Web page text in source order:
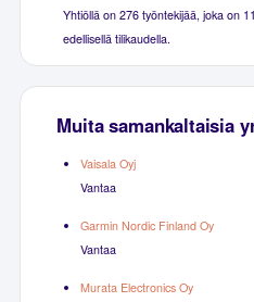
Yhtiöllä on 276 työntekijää, joka on
edellisellä tilikaudella.
Muita samankaltaisia
Vaisala Oyj
Vantaa
Garmin Nordic Finland Oy
Vantaa
Murata Electronics Oy